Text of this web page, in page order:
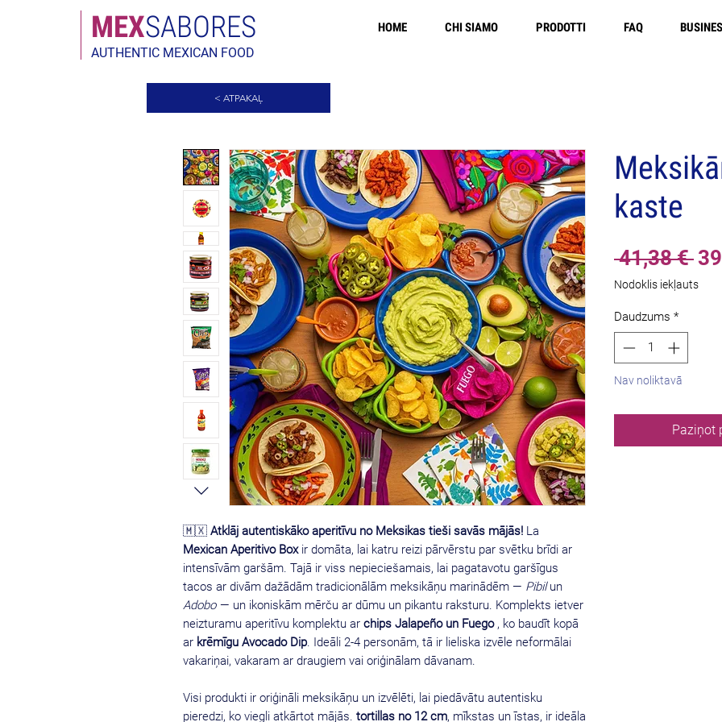
MEXSABORES
AUTHENTIC MEXICAN FOOD
HOME CHI SIAMO PRODOTTI FAQ
< ATPAKAĻ
🇲🇽 Atklāj autentiskāko aperitīvu no Meksikas tieši savās mājās! La
Mexican Aperitivo Boxir domāta, lai katru reizi pārvērstu par svētku brīdi ar
intensīvām garšām. Tajā ir viss nepieciešamais, lai pagatavotu garšīgus
tacos ar divām dažādām tradicionālām meksikāņu marinādēm — Pibilun
Adobo — un ikoniskām mērču ar dūmu un pikantu raksturu. Komplekts ietver
neizturamu aperitīvu komplektu ar chips Jalapeño un Fuego, ko baudīt kopā
ar krēmīgu Avocado Dip. Ideāli 2-4 personām, tā ir lieliska izvēle neformālai
vakariņai, vakaram ar draugiem vai oriģinālam dāvanam.
Visi produkti ir oriģināli meksikāņu un izvēlēti, lai piedāvātu autentisku
pieredzi, ko viegli atkārtot mājās. tortillas no 12 cm, mīkstas un īstas, ir ideāla
kaste
41,38 €
Nodoklis iekļauts
Daudzums *
Nav noliktavā
Paziņot